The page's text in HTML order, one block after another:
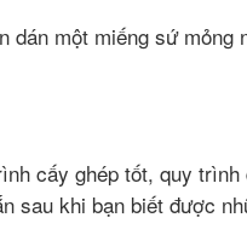
một miếng sứ mỏng
cấy ghép tốt, quy
sau khi bạn biết được